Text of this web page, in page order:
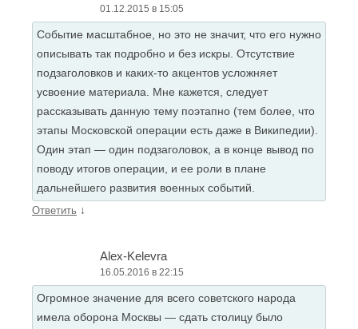
01.12.2015 в 15:05
Событие масштабное, но это не значит, что его нужно
описывать так подробно и без искры. Отсутствие
подзаголовков и каких-то акцентов усложняет
усвоение материала. Мне кажется, следует
рассказывать данную тему поэтапно (тем более, что
этапы Московской операции есть даже в Википедии).
Один этап — один подзаголовок, а в конце вывод по
поводу итогов операции, и ее роли в плане
дальнейшего развития военных событий.
Ответить ↓
Alex-Kelevra
16.05.2016 в 22:15
Огромное значение для всего советского народа
имела оборона Москвы — сдать столицу было